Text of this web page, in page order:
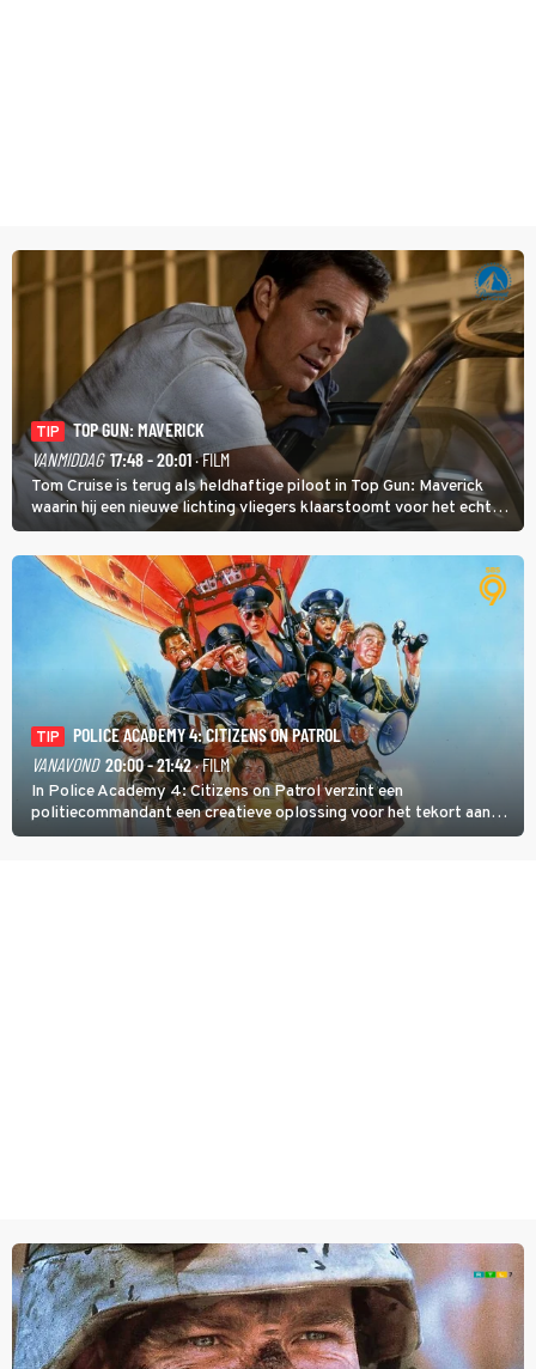
TIP
TOP GUN: MAVERICK
VANMIDDAG 17:48 - 20:01· FILM
Tom Cruise is terug als heldhaftige piloot in Top Gun: Maverick
waarin hij een nieuwe lichting vliegers klaarstoomt voor het echte
werk.
TIP
POLICE ACADEMY 4: CITIZENS ON PATROL
VANAVOND 20:00 - 21:42· FILM
In Police Academy 4: Citizens on Patrol verzint een
politiecommandant een creatieve oplossing voor het tekort aan
agenten.